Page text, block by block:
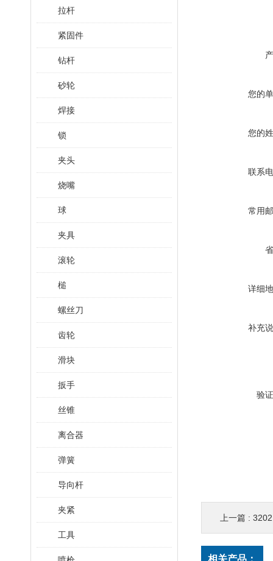
拉杆
紧固件
钻杆
砂轮
焊接
锁
夹头
烧嘴
球
夹具
滚轮
槌
螺丝刀
齿轮
滑块
扳手
丝锥
离合器
弹簧
导向杆
夹紧
工具
您的
您的
联系
常用
详细
补充
验
上一篇 :
相关产品：